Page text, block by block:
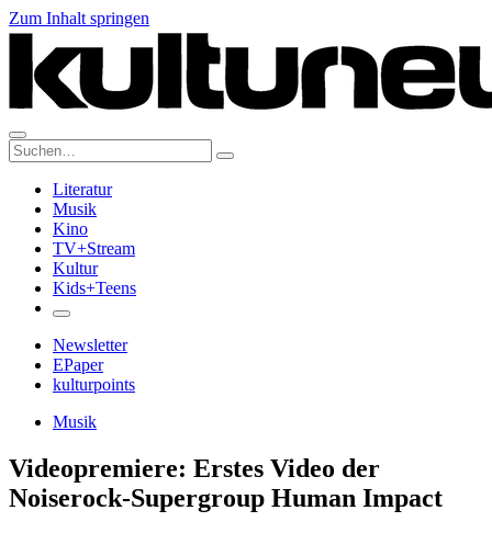
Zum Inhalt springen
Suche:
Literatur
Musik
Kino
TV+Stream
Kultur
Kids+Teens
Newsletter
EPaper
kulturpoints
Musik
Videopremiere: Erstes Video der
Noiserock-Supergroup Human Impact